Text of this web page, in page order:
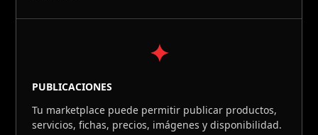
✦
PUBLICACIONES
Tu marketplace puede permitir publicar productos,
servicios, fichas, precios, imágenes y disponibilidad.